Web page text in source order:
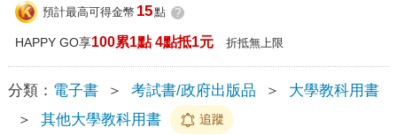
預計最高可得金幣 15點 ?
HAPPY GO享100累1點 4點抵1元 折抵無上限
分類： 電子書 ＞ 考試書/政府出版品 ＞
大學教科用書
＞
其他大學教科用書 追蹤